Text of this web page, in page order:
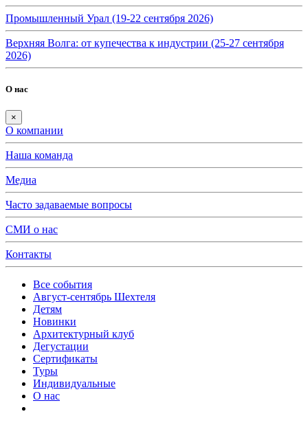
Промышленный Урал (19-22 сентября 2026)
Верхняя Волга: от купечества к индустрии (25-27 сентября
2026)
О нас
×
О компании
Наша команда
Медиа
Часто задаваемые вопросы
СМИ о нас
Контакты
Все события
Август-сентябрь Шехтеля
Детям
Новинки
Архитектурный клуб
Дегустации
Сертификаты
Туры
Индивидуальные
О нас